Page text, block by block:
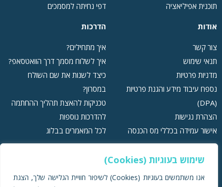
שימוש בעוגיות (Cookies)
אנו משתמשים בעוגיות (Cookies) לשיפור חוויית הגלישה שלך, הצגת
תוכנית אפיליאציה
דפי נחיתה למסמכים
אודות
צור קשר
תנאי שימוש
מדניות פרטיות
נספח עיבוד מידע והגנת פרטיות
(DPA)
הצהרת נגישות
אישור עמידה בכללי מס הכנסה
הדרכות
איך מתחילים?
איך לשלוח מסמך דרך הוואטסאפ?
כיצד לשנות את שם השולח
במסרון?
טכניקות להאצת תהליך ההחתמה
להדרכות נוספות
לכל המאמרים בבלוג
תמיכה ושירות לקוחות: